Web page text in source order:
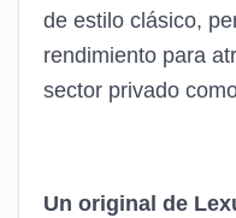
de estilo clásico,
rendimiento para
sector privado
Un original de